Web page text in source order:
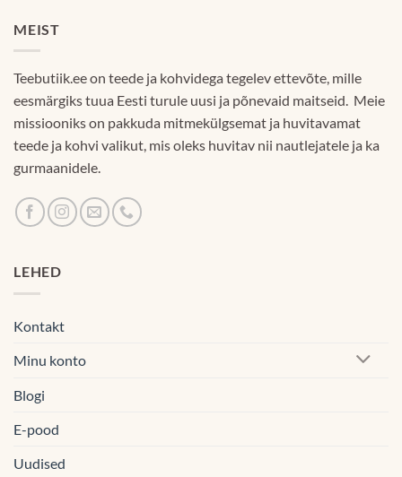
MEIST
Teebutiik.ee on teede ja kohvidega tegelev ettevõte, mille
eesmärgiks tuua Eesti turule uusi ja põnevaid maitseid. Meie
missiooniks on pakkuda mitmekülgsemat ja huvitavamat
teede ja kohvi valikut, mis oleks huvitav nii nautlejatele ja ka
gurmaanidele.
LEHED
Kontakt
Minu konto
Blogi
E-pood
Uudised